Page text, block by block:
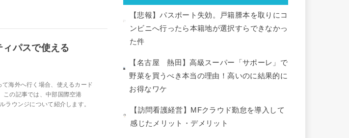
ィパスで使える
海外へ行く場合、使えるカード
この記事では、中部国際空港
ラウンジについて紹介します。
【悲報】パスポート失効。戸籍謄本を取りにコ
ンビニへ行ったら本籍地が選択すらできなかっ
た件
【名古屋 熱田】高級スーパー「サポーレ」で
野菜を買うべき本当の理由！高いのに結果的に
お得なワケ
【訪問看護経営】MFクラウド勤怠を導入して
感じたメリット・デメリット